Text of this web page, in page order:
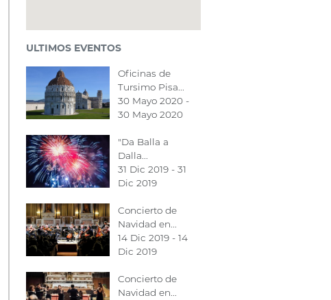
ULTIMOS EVENTOS
Oficinas de
Tursimo Pisa...
30 Mayo 2020 -
30 Mayo 2020
"Da Balla a
Dalla...
31 Dic 2019 - 31
Dic 2019
Concierto de
Navidad en...
14 Dic 2019 - 14
Dic 2019
Concierto de
Navidad en...